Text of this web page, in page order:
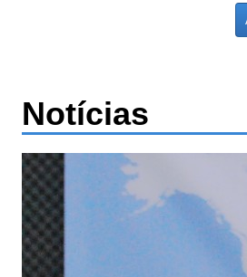
Notícias